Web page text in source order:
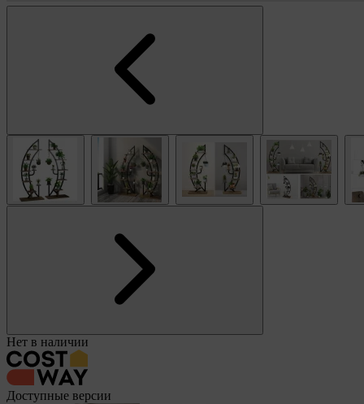
Нет в наличии
Доступные версии